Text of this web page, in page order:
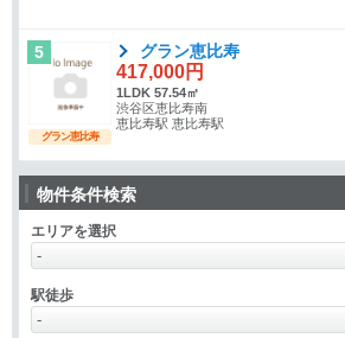
5
グラン恵比寿
グラン恵比寿
417,000円
1LDK 57.54㎡
渋谷区恵比寿南
恵比寿駅 恵比寿駅
物件条件検索
エリアを選択
駅徒歩